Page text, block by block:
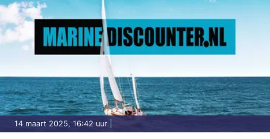
14 maart 2025, 16:42 uur